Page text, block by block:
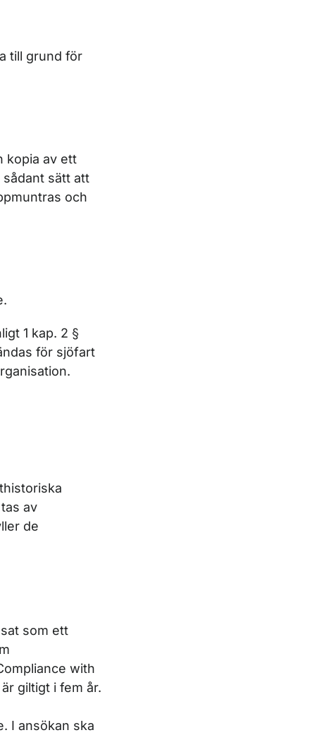
till grund för
kopia av ett
sätt att
och
1 kap. 2 §
för sjöfart
av
de
som ett
with
giltigt i fem år.
I ansökan ska